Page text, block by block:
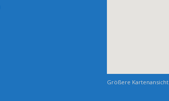
Größere Kartenansicht